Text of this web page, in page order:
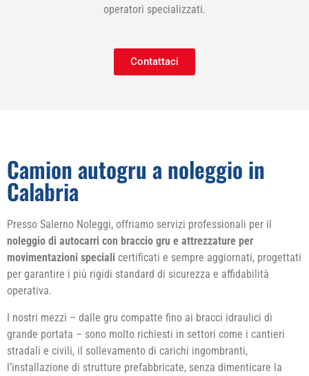
operatori specializzati.
Contattaci
Camion autogru a noleggio in
Calabria
Presso Salerno Noleggi, offriamo servizi professionali per il
noleggio di autocarri con braccio gru e attrezzature per
movimentazioni speciali certificati e sempre aggiornati, progettati
per garantire i più rigidi standard di sicurezza e affidabilità
operativa.
I nostri mezzi – dalle gru compatte fino ai bracci idraulici di
grande portata – sono molto richiesti in settori come i cantieri
stradali e civili, il sollevamento di carichi ingombranti,
l’installazione di strutture prefabbricate, senza dimenticare la